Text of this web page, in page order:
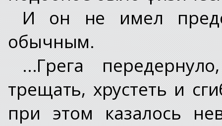
И он не имел
обычным.
...Грега
трещать, хрустеть и
при этом казалось